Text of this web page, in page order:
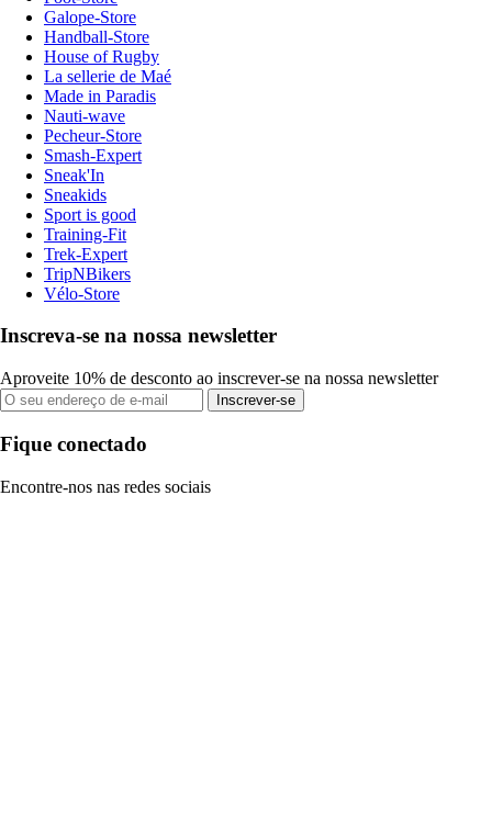
Galope-Store
Handball-Store
House of Rugby
La sellerie de Maé
Made in Paradis
Nauti-wave
Pecheur-Store
Smash-Expert
Sneak'In
Sneakids
Sport is good
Training-Fit
Trek-Expert
TripNBikers
Vélo-Store
Inscreva-se na nossa newsletter
Aproveite 10% de desconto ao inscrever-se na nossa newsletter
Inscrever-se
Fique conectado
Encontre-nos nas redes sociais